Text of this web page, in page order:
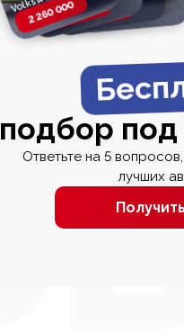
2 260 0002 820 000
2 820 0002 670 000
подбор
Ответьте на 5
лучших